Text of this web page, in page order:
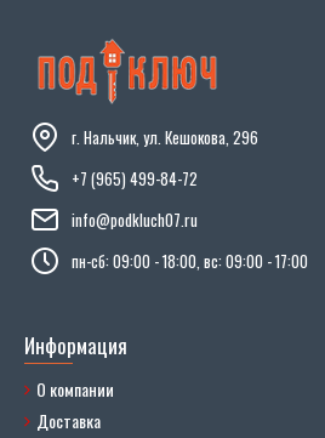
г. Нальчик, ул. Кешокова, 296
+7 (965) 499-84-72
info@podkluch07.ru
пн-сб: 09:00 - 18:00, вс: 09:00 - 17:00
Информация
О компании
Доставка